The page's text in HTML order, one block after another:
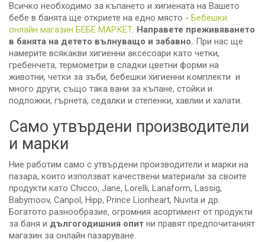
Всичко необходимо за къпането и хигиената на Вашето
бебе в банята ще откриете на едно място - Бебешки
онлайн магазин БЕБЕ МАРКЕТ. Направете преживяването
в банята на детето вълнуващо и забавно. При нас ще
намерите всякакви хигиенни аксесоари като четки,
гребенчета, термометри в сладки цветни форми на
животни, четки за зъби, бебешки хигиенни комплекти и
много други, също така вани за къпане, стойки и
подложки, гърнета, седалки и степенки, хавлии и халати.
Само утвърдени производители
и марки
Ние работим само с утвърдени производители и марки на
пазара, които използват качествени материали за своите
продукти като Chicco, Jane, Lorelli, Lanaform, Lassig,
Babymoov, Canpol, Hipp, Prince Lionheart, Nuvita и др.
Богатото разнообразие, огромния асортимент от продукти
за баня и дългогодишния опит ни правят предпочитаният
магазин за онлайн пазаруване.